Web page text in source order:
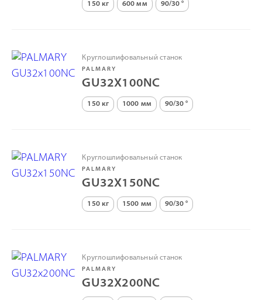
150 кг 600 мм 90/30 °
Круглошлифовальный станок
PALMARY
GU32X100NC
150 кг 1000 мм 90/30 °
Круглошлифовальный станок
PALMARY
GU32X150NC
150 кг 1500 мм 90/30 °
Круглошлифовальный станок
PALMARY
GU32X200NC